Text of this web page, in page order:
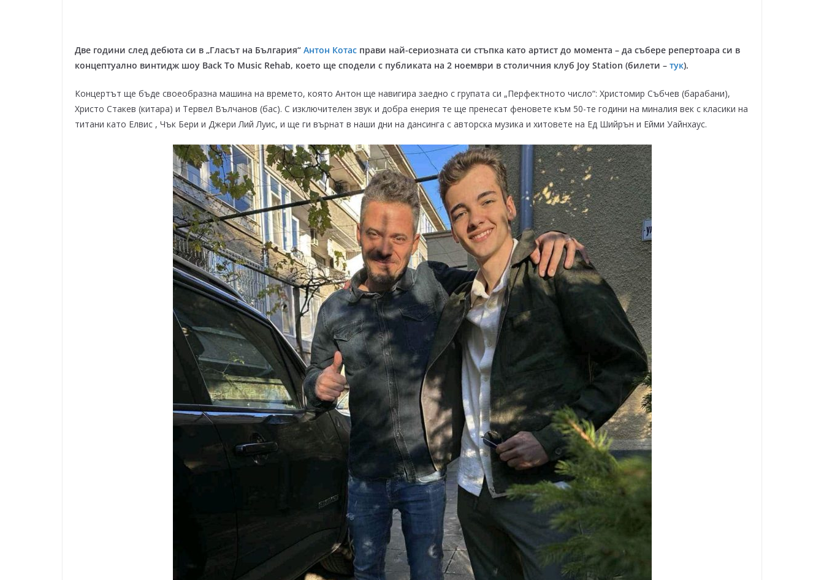
Две години след дебюта си в „Гласът на България“ Антон Котас прави най-сериозната си стъпка като артист до момента – да събере репертоара си в
концептуално винтидж шоу Back To Music Rehab, което ще сподели с публиката на 2 ноември в столичния клуб Joy Station (билети – тук).
Концертът ще бъде своеобразна машина на времето, която Антон ще навигира заедно с групата си „Перфектното число“: Христомир Събчев (барабани),
Христо Стакев (китара) и Тервел Вълчанов (бас). С изключителен звук и добра енерия те ще пренесат феновете към 50-те години на миналия век с класики на
титани като Елвис , Чък Бери и Джери Лий Луис, и ще ги върнат в наши дни на дансинга с авторска музика и хитовете на Ед Шийрън и Ейми Уайнхаус.